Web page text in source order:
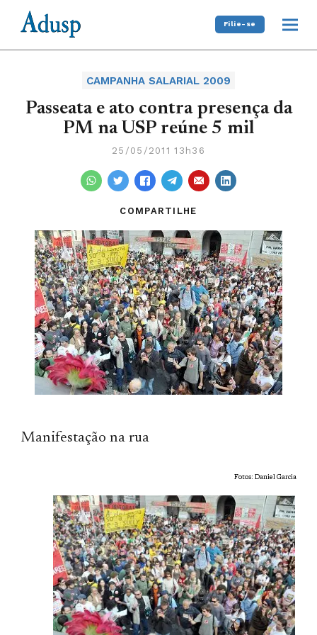
Filie-se
CAMPANHA SALARIAL 2009
Passeata e ato contra presença da
PM na USP reúne 5 mil
25/05/2011 13h36
COMPARTILHE
Manifestação na rua
Fotos: Daniel Garcia